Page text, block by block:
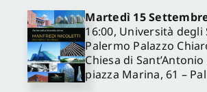
Martedì 15
16:00, Università degli
Palermo Palazzo
Chiesa di
piazza Marina, 61 –